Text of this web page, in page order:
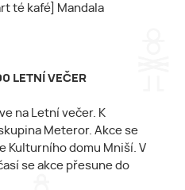
té kafé] Mandala
LETNÍ VEČER
na Letní večer. K
Meteror. Akce se
Kulturního domu Mniší. V
se akce přesune do